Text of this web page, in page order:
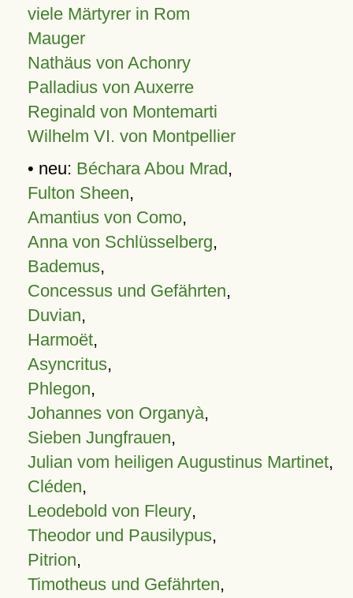
viele Märtyrer in Rom
Mauger
Nathäus von Achonry
Palladius von Auxerre
Reginald von Montemarti
Wilhelm VI. von Montpellier
• neu: Béchara Abou Mrad,
Fulton Sheen,
Amantius von Como,
Anna von Schlüsselberg,
Bademus,
Concessus und Gefährten,
Duvian,
Harmoët,
Asyncritus,
Phlegon,
Johannes von Organyà,
Sieben Jungfrauen,
Julian vom heiligen Augustinus Martinet,
Cléden,
Leodebold von Fleury,
Theodor und Pausilypus,
Pitrion,
Timotheus und Gefährten,